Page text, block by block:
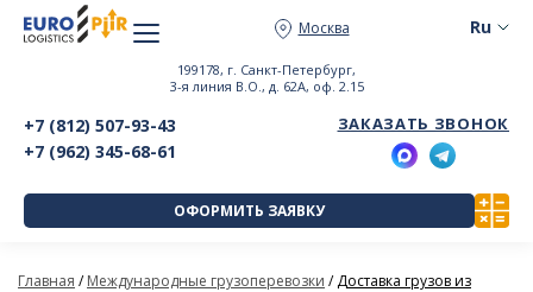
Москва
199178, г. Санкт-Петербург,
3-я линия В.О., д. 62А, оф. 2.15
+7 (812) 507-93-43
+7 (962) 345-68-61
ЗАКАЗАТЬ ЗВОНОК
ОФОРМИТЬ ЗАЯВКУ
Главная /Международные грузоперевозки /Доставка грузов из